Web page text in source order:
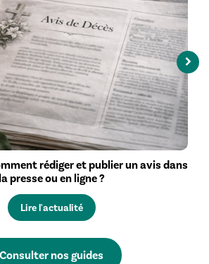
Consulter nos guides
rédiger et publier un avis dans
presse ou en ligne ?
Lire l'actualité